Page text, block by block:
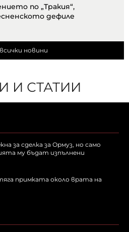
по „Тракия“,
дефиле
новини
И СТАТИИ
за сделка за Ормуз, но само
му бъдат изпълнени
примката около врата на